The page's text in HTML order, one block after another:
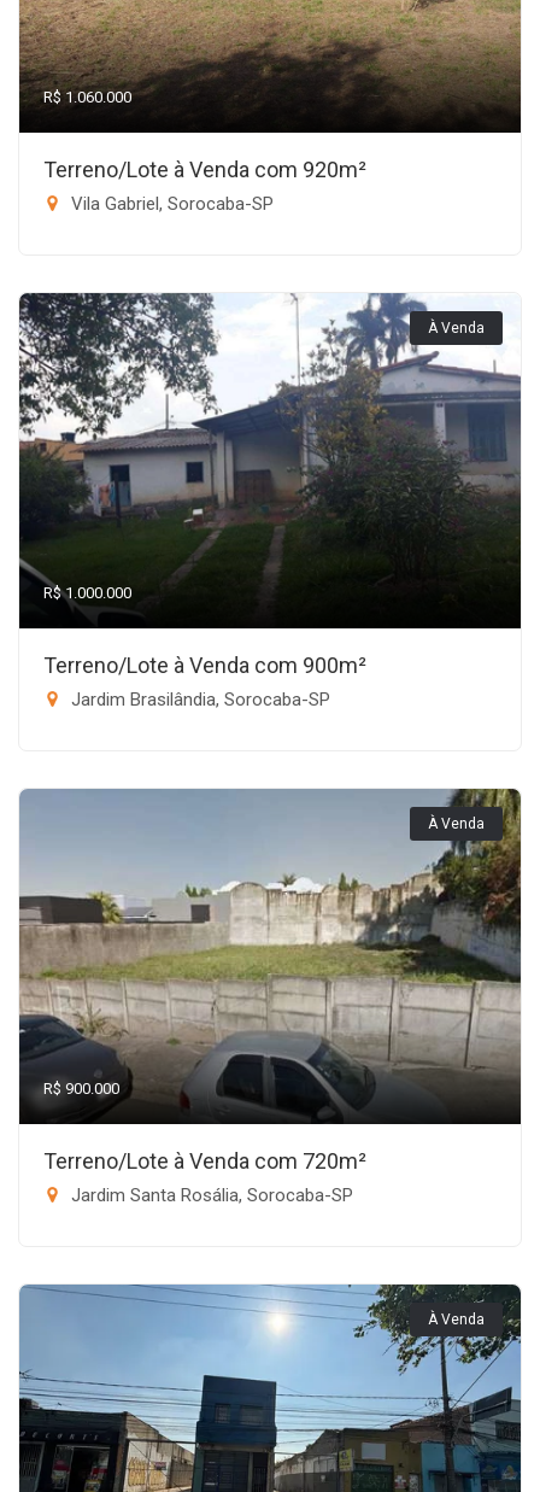
R$ 1.060.000
Terreno/Lote à Venda com 920m²
Vila Gabriel, Sorocaba-SP
À Venda
R$ 1.000.000
Terreno/Lote à Venda com 900m²
Jardim Brasilândia, Sorocaba-SP
À Venda
R$ 900.000
Terreno/Lote à Venda com 720m²
Jardim Santa Rosália, Sorocaba-SP
À Venda